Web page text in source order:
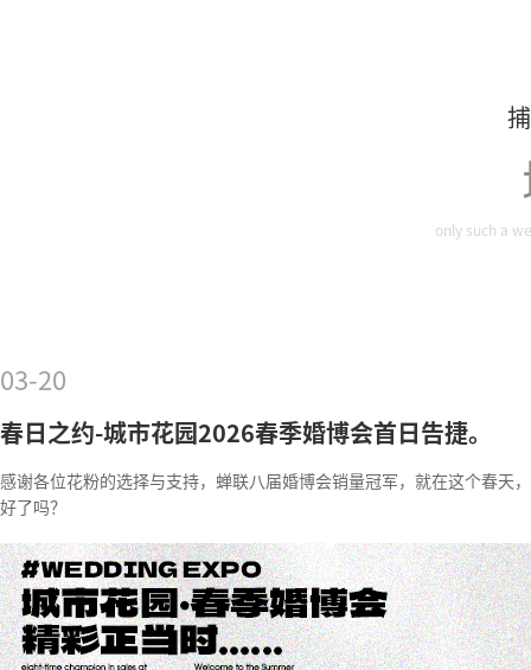
only such a
03-20
春日之约-城市花园2026春季婚博会首日告捷。
感谢各位花粉的选择与支持，蝉联八届婚博会销量冠军，就在这个春天
好了吗？